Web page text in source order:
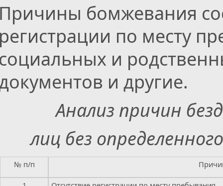
бомжевания
по месту
и
и другие.
Анализ причин
лиц без
№ п/п